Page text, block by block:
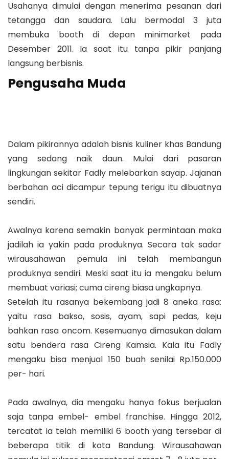
Usahanya dimulai dengan menerima pesanan dari
tetangga dan saudara. Lalu bermodal 3 juta
membuka booth di depan minimarket pada
Desember 2011. Ia saat itu tanpa pikir panjang
langsung berbisnis.
Pengusaha Muda
Dalam pikirannya adalah bisnis kuliner khas Bandung
yang sedang naik daun. Mulai dari pasaran
lingkungan sekitar Fadly melebarkan sayap. Jajanan
berbahan aci dicampur tepung terigu itu dibuatnya
sendiri.
Awalnya karena semakin banyak permintaan maka
jadilah ia yakin pada produknya. Secara tak sadar
wirausahawan pemula ini telah membangun
produknya sendiri. Meski saat itu ia mengaku belum
membuat variasi; cuma cireng biasa ungkapnya.
Setelah itu rasanya bekembang jadi 8 aneka rasa:
yaitu rasa bakso, sosis, ayam, sapi pedas, keju
bahkan rasa oncom. Kesemuanya dimasukan dalam
satu bendera rasa Cireng Kamsia. Kala itu Fadly
mengaku bisa menjual 150 buah senilai Rp.150.000
per- hari.
Pada awalnya, dia mengaku hanya fokus berjualan
saja tanpa embel- embel franchise. Hingga 2012,
tercatat ia telah memiliki 6 booth yang tersebar di
beberapa titik di kota Bandung. Wirausahawan